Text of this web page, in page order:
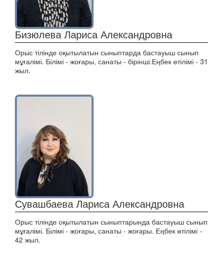
Бизюлева Лариса Александровна
Орыс тілінде оқытылатын сыныптарда бастауыш сынып
мұғалімі. Білімі - жоғары, санаты - бірінші.Еңбек өтілімі - 31
жыл.
Сувашбаева Лариса Александровна
Орыс тілінде оқытылатын сыныптарында бастауыш сынып
мұғалімі. Білімі - жоғары, санаты - жоғары. Еңбек өтілімі -
42 жыл.